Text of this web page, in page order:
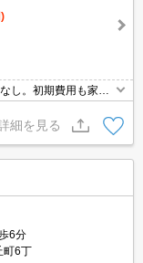
し。初期費用も家賃
細を見る
6分
町6丁